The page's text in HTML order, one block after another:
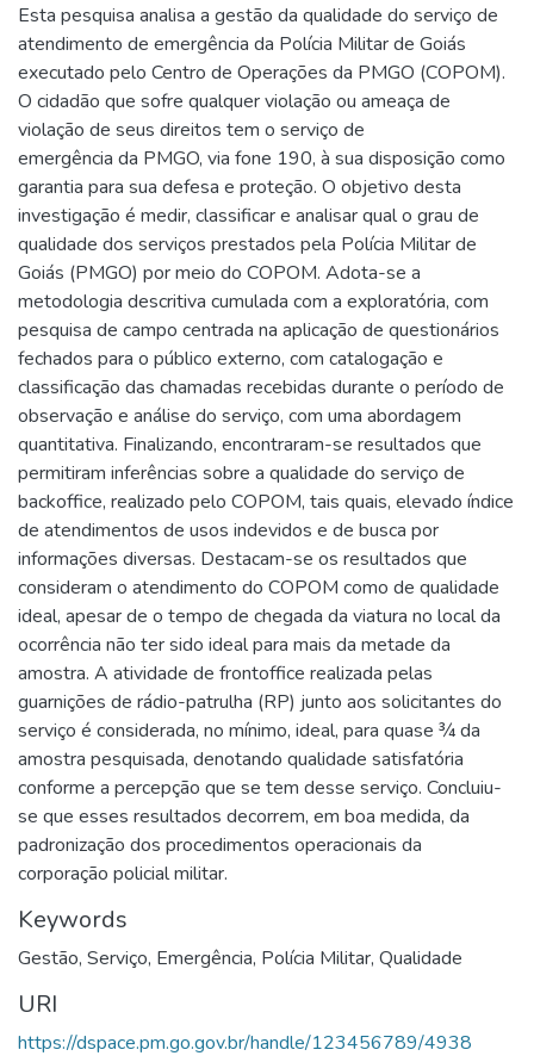
Esta pesquisa analisa a gestão da qualidade do serviço de
atendimento de emergência da Polícia Militar de Goiás
executado pelo Centro de Operações da PMGO (COPOM).
O cidadão que sofre qualquer violação ou ameaça de
violação de seus direitos tem o serviço de
emergência da PMGO, via fone 190, à sua disposição como
garantia para sua defesa e proteção. O objetivo desta
investigação é medir, classificar e analisar qual o grau de
qualidade dos serviços prestados pela Polícia Militar de
Goiás (PMGO) por meio do COPOM. Adota-se a
metodologia descritiva cumulada com a exploratória, com
pesquisa de campo centrada na aplicação de questionários
fechados para o público externo, com catalogação e
classificação das chamadas recebidas durante o período de
observação e análise do serviço, com uma abordagem
quantitativa. Finalizando, encontraram-se resultados que
permitiram inferências sobre a qualidade do serviço de
backoffice, realizado pelo COPOM, tais quais, elevado índice
de atendimentos de usos indevidos e de busca por
informações diversas. Destacam-se os resultados que
consideram o atendimento do COPOM como de qualidade
ideal, apesar de o tempo de chegada da viatura no local da
ocorrência não ter sido ideal para mais da metade da
amostra. A atividade de frontoffice realizada pelas
guarnições de rádio-patrulha (RP) junto aos solicitantes do
serviço é considerada, no mínimo, ideal, para quase ¾ da
amostra pesquisada, denotando qualidade satisfatória
conforme a percepção que se tem desse serviço. Concluiu-
se que esses resultados decorrem, em boa medida, da
padronização dos procedimentos operacionais da
corporação policial militar.
Keywords
Gestão, Serviço, Emergência, Polícia Militar, Qualidade
URI
https://dspace.pm.go.gov.br/handle/123456789/4938